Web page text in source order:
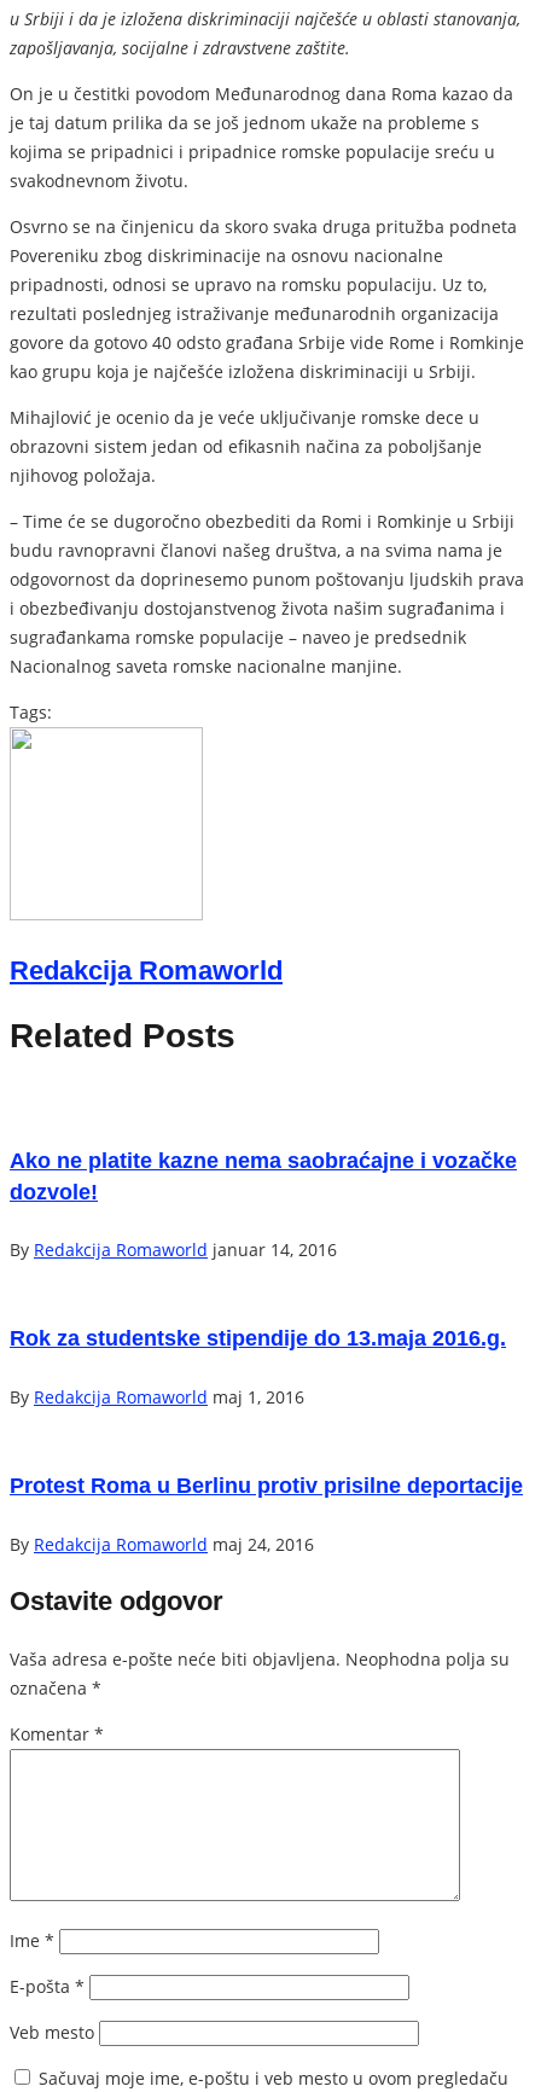
u Srbiji i da je izložena diskriminaciji najčešće u oblasti stanovanja,
zapošljavanja, socijalne i zdravstvene zaštite.
On je u čestitki povodom Međunarodnog dana Roma kazao da
je taj datum prilika da se još jednom ukaže na probleme s
kojima se pripadnici i pripadnice romske populacije sreću u
svakodnevnom životu.
Osvrno se na činjenicu da skoro svaka druga pritužba podneta
Povereniku zbog diskriminacije na osnovu nacionalne
pripadnosti, odnosi se upravo na romsku populaciju. Uz to,
rezultati poslednjeg istraživanje međunarodnih organizacija
govore da gotovo 40 odsto građana Srbije vide Rome i Romkinje
kao grupu koja je najčešće izložena diskriminaciji u Srbiji.
Mihajlović je ocenio da je veće uključivanje romske dece u
obrazovni sistem jedan od efikasnih načina za poboljšanje
njihovog položaja.
– Time će se dugoročno obezbediti da Romi i Romkinje u Srbiji
budu ravnopravni članovi našeg društva, a na svima nama je
odgovornost da doprinesemo punom poštovanju ljudskih prava
i obezbeđivanju dostojanstvenog života našim sugrađanima i
sugrađankama romske populacije – naveo je predsednik
Nacionalnog saveta romske nacionalne manjine.
Tags:
Redakcija Romaworld
Related Posts
Ako ne platite kazne nema saobraćajne i vozačke
dozvole!
By Redakcija Romaworld januar 14, 2016
Rok za studentske stipendije do 13.maja 2016.g.
By Redakcija Romaworld maj 1, 2016
Protest Roma u Berlinu protiv prisilne deportacije
By Redakcija Romaworld maj 24, 2016
Ostavite odgovor
Vaša adresa e-pošte neće biti objavljena. Neophodna polja su
označena *
Komentar *
Ime *
E-pošta *
Veb mesto
Sačuvaj moje ime, e-poštu i veb mesto u ovom pregledaču